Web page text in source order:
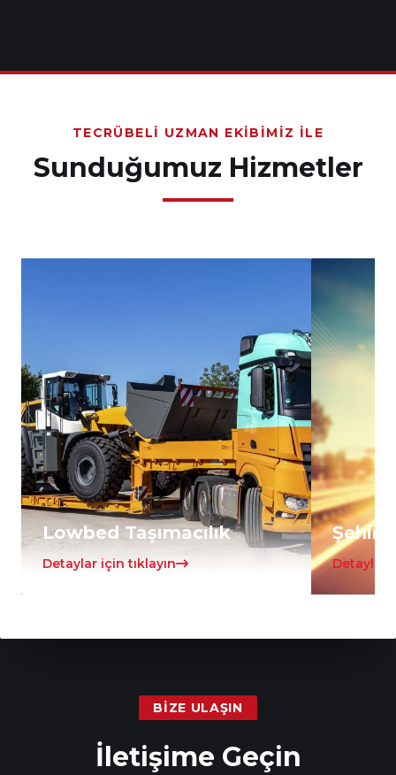
TECRÜBELI UZMAN EKIBIMIZ İLE
Sunduğumuz Hizmetler
Lowbed Taşımacılık
Detaylar için tıklayın Detaylar
BIZE ULAŞIN
İletişime Geçin